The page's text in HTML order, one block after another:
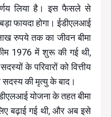
लिया है। इस फैसले से
फायदा होगा। ईडीएलआई
रुपये तक का जीवन बीमा
1976 में शुरू की गई थी,
के परिवारों को वित्तीय
सदस्य की मृत्यु के बाद।
योजना के तहत बीमा
बढ़ाई गई थी, और अब इसे